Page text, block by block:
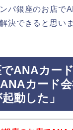
パ銀座のお店で
決できると思いま
ANAカー
カード
動した」